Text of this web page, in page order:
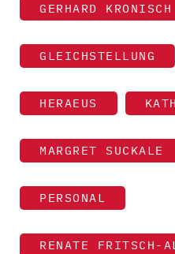
GERHARD KRONISCH
GLEICHSTELLUNG
HERAEUS
MARGRET SUCKALE
PERSONAL
RENATE FRITSCH-